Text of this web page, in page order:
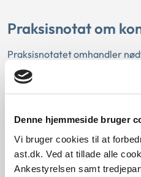
Denne hjemmeside bruger
Vi bruger cookies til at
ast.dk. Ved at tillade alle
Ankestyrelsen samt
Praksisnotat om
Praksisnotatet omhandler
daglige livsførelse
efter lov om social service
merudgifter ved den daglige
Læs praksisnotatet